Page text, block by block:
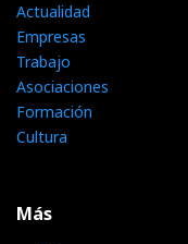
Actualidad
Empresas
Trabajo
Asociaciones
Formación
Cultura
Más